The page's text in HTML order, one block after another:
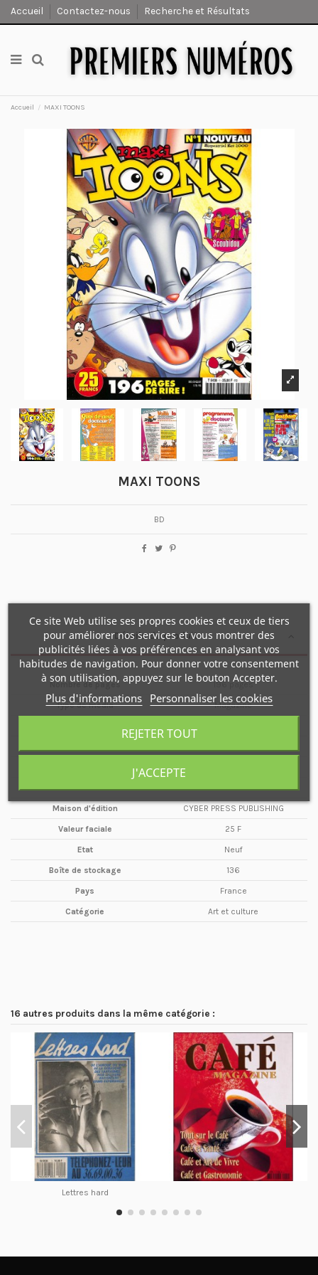
Accueil Contactez-nous Recherche et Résultats
Accueil MAXI TOONS
MAXI TOONS
BD
Détails du produit
Nombre de pages 196 pages
Type de média Magazine
Périodicité Bimestriel
Maison d'édition CYBER PRESS PUBLISHING
Valeur faciale 25 F
Etat Neuf
Boîte de stockage 136
Pays France
Catégorie Art et culture
16 autres produits dans la même catégorie :
Lettres hard
Ce site Web utilise ses propres cookies et ceux de tiers
pour améliorer nos services et vous montrer des
publicités liées à vos préférences en analysant vos
habitudes de navigation. Pour donner votre consentement
à son utilisation, appuyez sur le bouton Accepter.
Plus d'informations Personnaliser les cookies
REJETER TOUT
J'ACCEPTE